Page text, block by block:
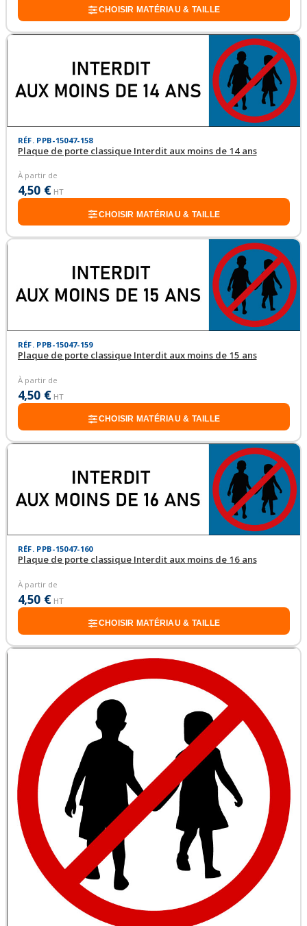
CHOISIR MATÉRIAU & TAILLE
RÉF. PPB-15047-158
Plaque de porte classique Interdit aux moins de 14 ans
À partir de
4,50 € HT
CHOISIR MATÉRIAU & TAILLE
RÉF. PPB-15047-159
Plaque de porte classique Interdit aux moins de 15 ans
À partir de
4,50 € HT
CHOISIR MATÉRIAU & TAILLE
RÉF. PPB-15047-160
Plaque de porte classique Interdit aux moins de 16 ans
À partir de
4,50 € HT
CHOISIR MATÉRIAU & TAILLE